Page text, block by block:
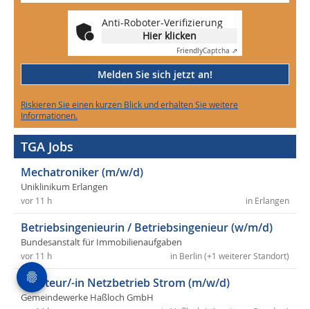
Anti-Roboter-Verifizierung
Hier klicken
FriendlyCaptcha ⇗
Melden Sie sich jetzt an!
Riskieren Sie einen kurzen Blick und erhalten Sie weitere
Informationen.
TGA Jobs
Mechatroniker (m/w/d)
Uniklinikum Erlangen
in Erlangen
vor 11 h
Betriebsingenieurin / Betriebsingenieur (w/m/d)
Bundesanstalt für Immobilienaufgaben
in Berlin (+1 weiterer Standort)
vor 11 h
Monteur/-in Netzbetrieb Strom (m/w/d)
Gemeindewerke Haßloch GmbH